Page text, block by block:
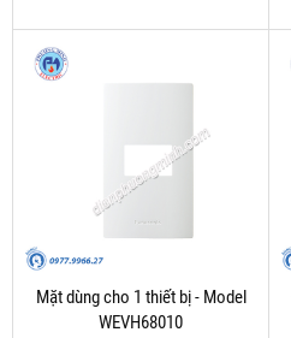
Mặt dùng cho 1 thiết bị - Model
WEVH68010